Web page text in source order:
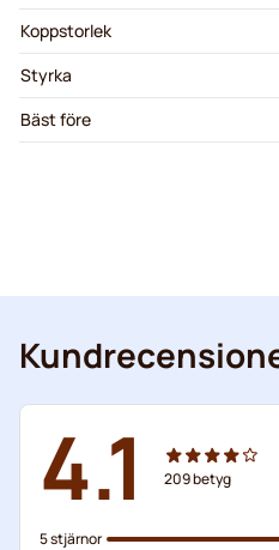
Koppstorlek
Styrka
Bäst före
4.1 209betyg
5 stjärnor